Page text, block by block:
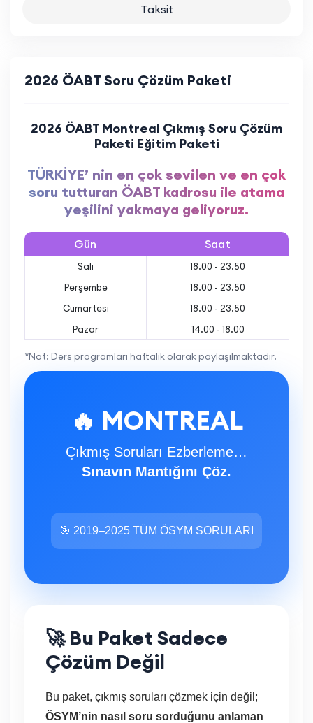
Taksit
2026 ÖABT Soru Çözüm Paketi
2026 ÖABT Montreal Çıkmış Soru Çözüm
Paketi Eğitim Paketi
TÜRKİYE’ nin en çok sevilen ve en çok
soru tutturan ÖABT kadrosu ile atama
yeşilini yakmaya geliyoruz.
Gün Saat
Salı
18.00 - 23.50
Perşembe
18.00 - 23.50
Cumartesi
18.00 - 23.50
Pazar
14.00 - 18.00
*Not: Ders programları haftalık olarak paylaşılmaktadır.
🔥 MONTREAL
Çıkmış Soruları Ezberleme…
Sınavın Mantığını Çöz.
🎯 2019–2025 TÜM ÖSYM SORULARI
🚀 Bu Paket Sadece
Çözüm Değil
Bu paket, çıkmış soruları çözmek için değil;
ÖSYM’nin nasıl soru sorduğunu anlaman